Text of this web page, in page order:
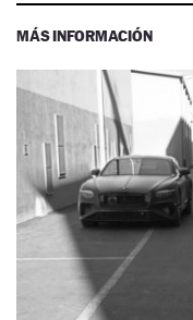
MÁS INFORMACIÓN